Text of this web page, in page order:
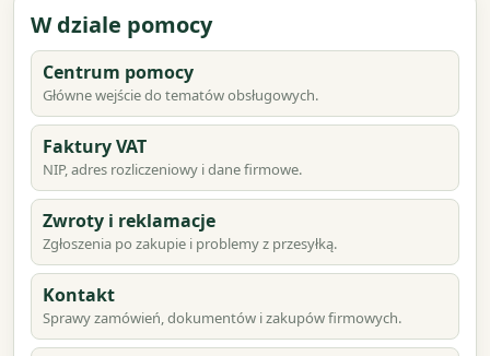
W dziale pomocy
Centrum pomocy
Główne wejście do tematów obsługowych.
Faktury VAT
NIP, adres rozliczeniowy i dane firmowe.
Zwroty i reklamacje
Zgłoszenia po zakupie i problemy z przesyłką.
Kontakt
Sprawy zamówień, dokumentów i zakupów firmowych.